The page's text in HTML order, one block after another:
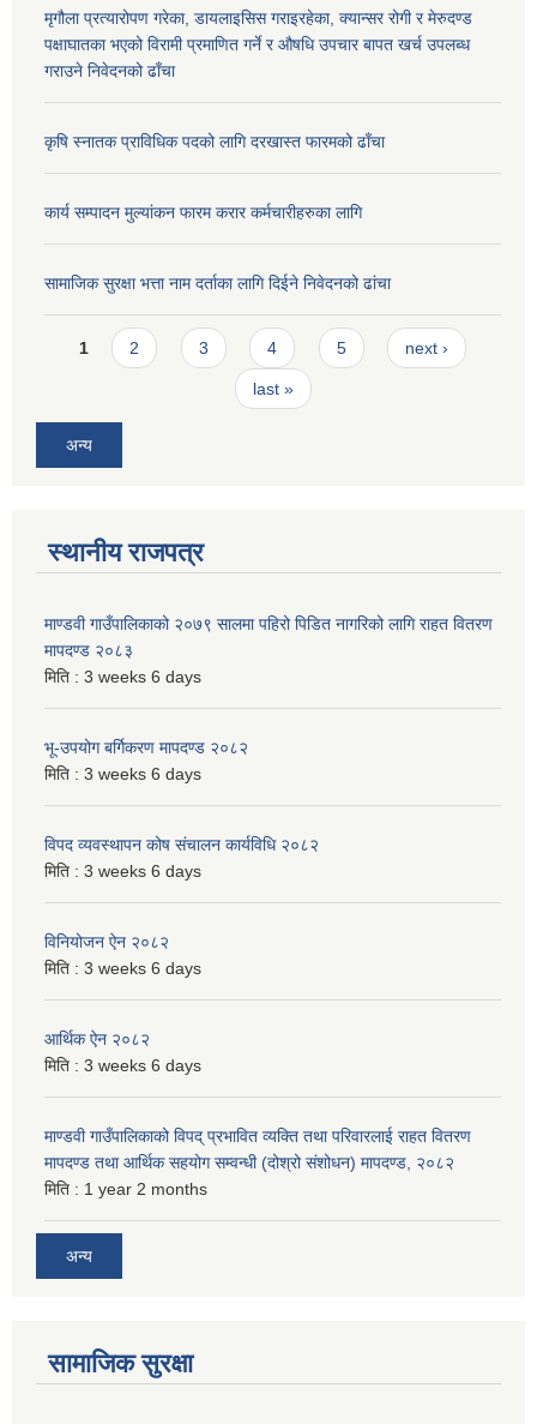
मृगौला प्रत्यारोपण गरेका, डायलाइसिस गराइरहेका, क्यान्सर रोगी र मेरुदण्ड
पक्षाघातका भएको विरामी प्रमाणित गर्ने र औषधि उपचार बापत खर्च उपलब्ध
गराउने निवेदनको ढाँचा
कृषि स्नातक प्राविधिक पदको लागि दरखास्त फारमको ढाँचा
कार्य सम्पादन मुल्यांकन फारम करार कर्मचारीहरुका लागि
सामाजिक सुरक्षा भत्ता नाम दर्ताका लागि दिईने निवेदनको ढांचा
Pages
1 2 3 4 5 next ›
last »
अन्य
स्थानीय राजपत्र
माण्डवी गाउँपालिकाको २०७९ सालमा पहिरो पिडित नागरिको लागि राहत वितरण
मापदण्ड २०८३
मिति : 3 weeks 6 days
भू-उपयोग बर्गिकरण मापदण्ड २०८२
मिति : 3 weeks 6 days
विपद व्यवस्थापन कोष संचालन कार्यविधि २०८२
मिति : 3 weeks 6 days
विनियोजन ऐन २०८२
मिति : 3 weeks 6 days
आर्थिक ऐन २०८२
मिति : 3 weeks 6 days
माण्डवी गाउँपालिकाको विपद् प्रभावित व्यक्ति तथा परिवारलाई राहत वितरण
मापदण्ड तथा आर्थिक सहयोग सम्वन्धी (दोश्रो संशोधन) मापदण्ड, २०८२
मिति : 1 year 2 months
अन्य
सामाजिक सुरक्षा